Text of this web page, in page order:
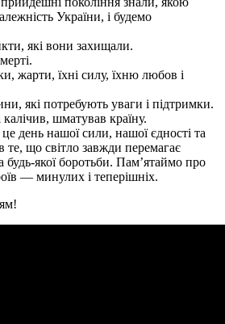
України, і будемо
які вони захищали.
жарти, їхні силу, їхню любов і
які потребують уваги і підтримки.
шматував країну.
день нашої сили, нашої єдності та
те, що світло завжди перемагає
будь-якої боротьби. Пам’ятаймо про
— минулих і теперішніх.